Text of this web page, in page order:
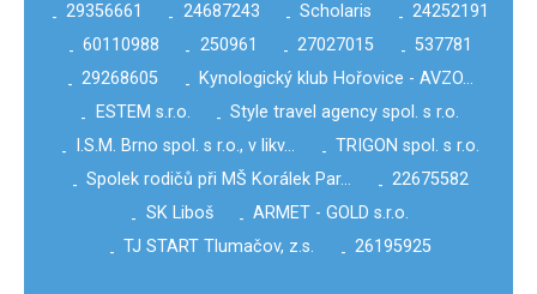
- 29356661 - 24687243 - Scholaris - 24252191
- 60110988 - 250961 - 27027015 - 537781
- 29268605 - Kynologický klub Hořovice - AVZO…
-
ESTEM s.r.o. - Style travel agency spol. s r.o.
-
I.S.M. Brno spol. s r.o., v likv… - TRIGON spol. s r.o.
- Spolek rodičů při MŠ Korálek Par… - 22675582
- SK Liboš - ARMET - GOLD s.r.o.
- TJ START Tlumačov, z.s. - 26195925